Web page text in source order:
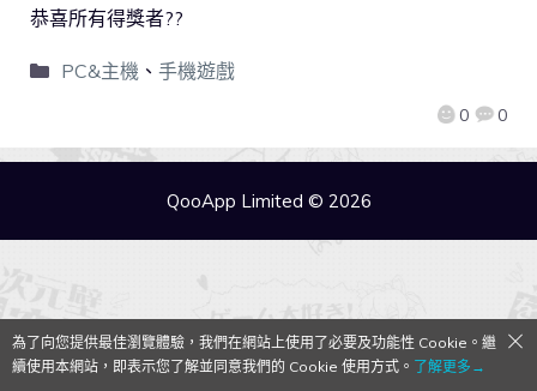
0 0
恭喜所有得獎者??
PC&主機、 手機遊戲
QooApp Limited © 2026
為了向您提供最佳瀏覽體驗，我們在網站上使用了必要及功能性 Cookie。繼
續使用本網站，即表示您了解並同意我們的 Cookie 使用方式。 了解更多→